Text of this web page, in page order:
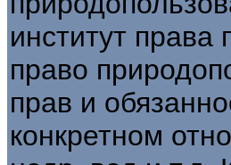
институт
право
прав и
конкретном